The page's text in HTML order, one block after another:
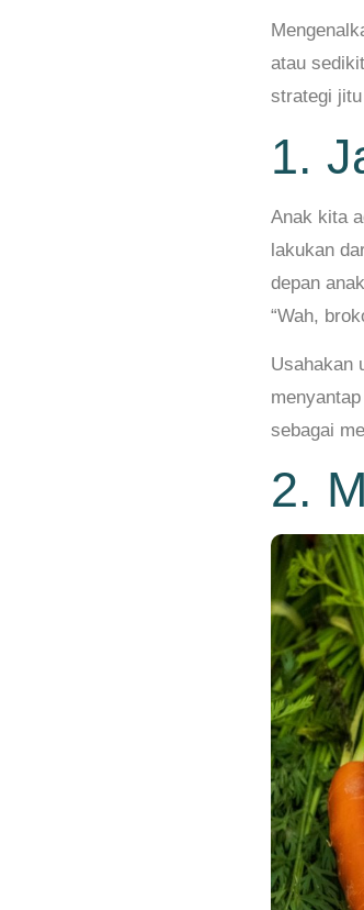
atau
strategi
1.
Anak kita
lakukan
depan
“Wah,
Usahakan
sebagai
2.